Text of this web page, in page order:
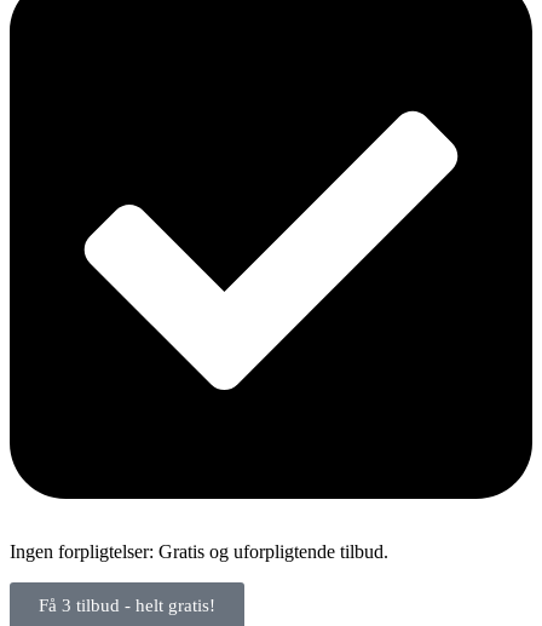
Ingen forpligtelser: Gratis og uforpligtende tilbud.
Få 3 tilbud - helt gratis!